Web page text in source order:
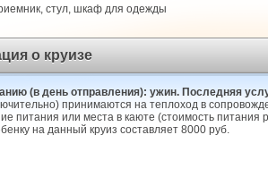
стул, шкаф для одежды
о круизе
(в день отправления): ужин. Последняя
принимаются на теплоход в
питания или места в каюте (стоимость питания
на данный круиз составляет 8000 руб.